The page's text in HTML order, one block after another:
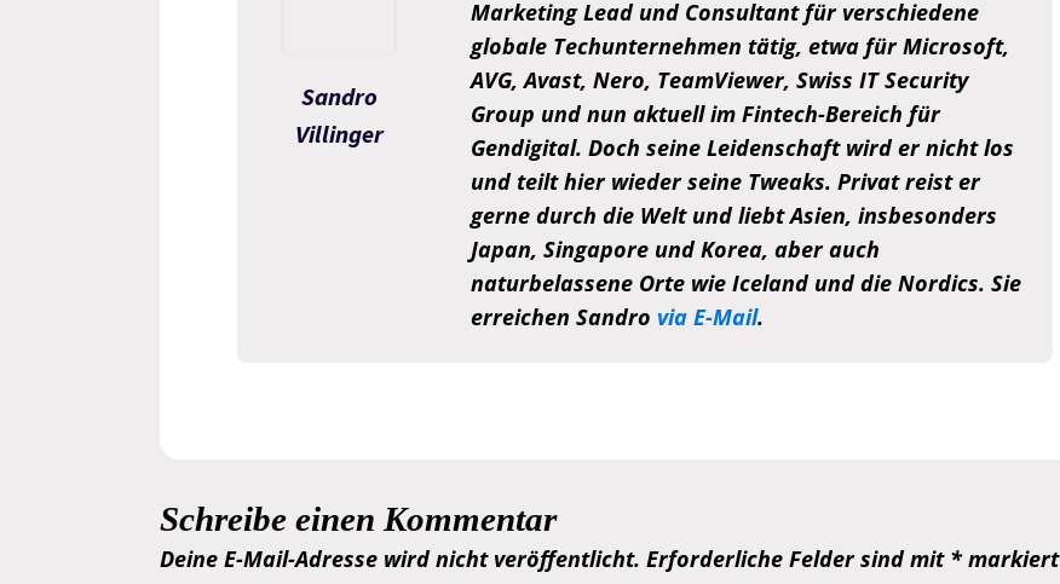
Sandro
Villinger
Marketing Lead und Consultant für verschiedene
globale Techunternehmen tätig, etwa für Microsoft,
AVG, Avast, Nero, TeamViewer, Swiss IT Security
Group und nun aktuell im Fintech-Bereich für
Gendigital. Doch seine Leidenschaft wird er nicht los
und teilt hier wieder seine Tweaks. Privat reist er
gerne durch die Welt und liebt Asien, insbesonders
Japan, Singapore und Korea, aber auch
naturbelassene Orte wie Iceland und die Nordics. Sie
erreichen Sandro via E-Mail.
Schreibe einen Kommentar
Deine E-Mail-Adresse wird nicht veröffentlicht. Erforderliche Felder sind mit *markiert